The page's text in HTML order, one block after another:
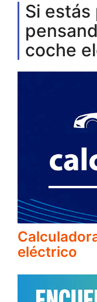
Si estás
coche
eléctrico